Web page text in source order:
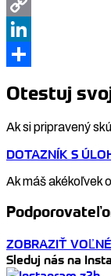
Gmail
Copy
Link
LinkedIn
Otestuj
Ak si pripravený
DOTAZNÍK S
Ak máš akékoľvek
ZOBRAZIŤ
Sleduj nás na